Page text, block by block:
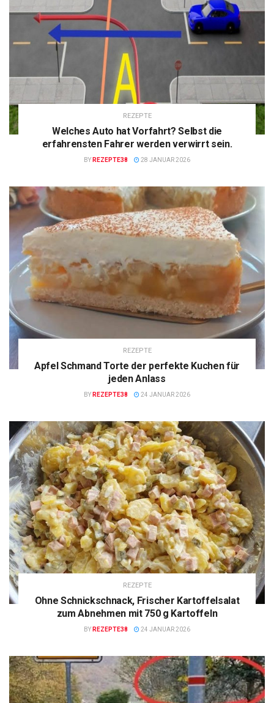
REZEPTE
Welches Auto hat Vorfahrt? Selbst die
erfahrensten Fahrer werden verwirrt sein.
BY REZEPTE38 28 JANUAR 2026
REZEPTE
Apfel Schmand Torte der perfekte Kuchen für
jeden Anlass
BY REZEPTE38 24 JANUAR 2026
REZEPTE
Ohne Schnickschnack, Frischer Kartoffelsalat
zum Abnehmen mit 750 g Kartoffeln
BY REZEPTE38 24 JANUAR 2026